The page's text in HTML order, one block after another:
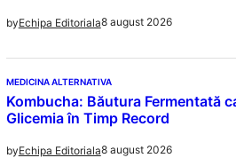
byEchipa Editoriala8 august 2026
MEDICINA ALTERNATIVA
Kombucha: Băutura Fermentată
Glicemia în Timp Record
byEchipa Editoriala8 august 2026